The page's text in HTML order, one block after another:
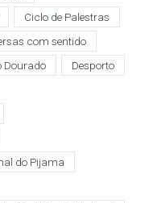
Ciclo de Palestras
com sentido
Dourado
Desporto
do Pijama